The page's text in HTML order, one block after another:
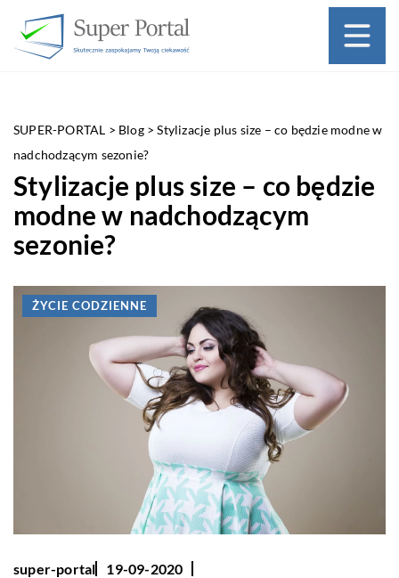
SUPER-PORTAL > Blog>Stylizacje plus size – co będzie modne w
nadchodzącym sezonie?
Stylizacje plus size – co będzie
modne w nadchodzącym
sezonie?
ŻYCIE CODZIENNE
super-portal
19-09-2020